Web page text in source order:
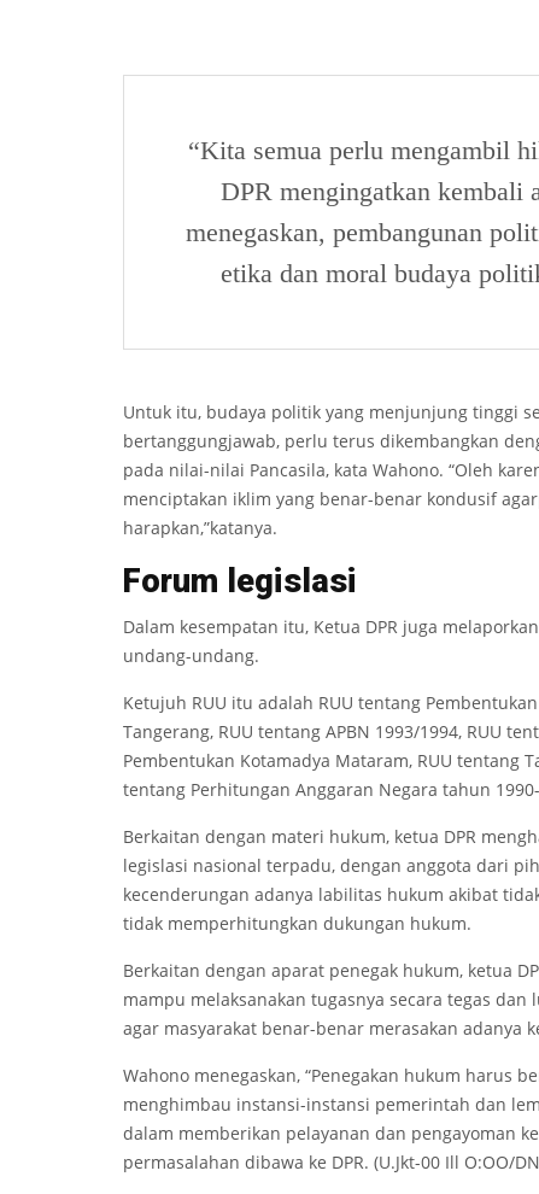
“Kita semua perlu mengambil
DPR mengingatkan kembali
menegaskan, pembangunan
etika dan moral budaya
Untuk itu, budaya politik yang menjunjung tinggi
bertanggungjawab, perlu terus dikembangkan
pada nilai-nilai Pancasila, kata Wahono. “Oleh
menciptakan iklim yang benar-benar kondusif
harapkan,”katanya.
Forum l egislasi
Dalam kesempatan itu, Ketua DPR juga
undang-undang.
Ketujuh RUU itu adalah RUU tentang
Tangerang, RUU tentang APBN 1993/1994, RUU
Pembentukan Kotamadya Mataram, RUU tentang
tentang Perhitungan Anggaran Negara tahun
Berkaitan dengan materi hukum, ketua DPR
legislasi nasional terpadu, dengan anggota dari
kecenderungan adanya labilitas hukum akibat
tidak memperhitungkan dukungan hukum.
Berkaitan dengan aparat penegak hukum, ketua
mampu melaksanakan tugasnya secara tegas
agar masyarakat benar-benar merasakan adanya
Wahono menegaskan, “Penegakan hukum harus
menghimbau instansi-instansi pemerintah dan
dalam memberikan pelayanan dan pengayoman
permasalahan dibawa ke DPR. (U.Jkt-00 Ill O:OO/